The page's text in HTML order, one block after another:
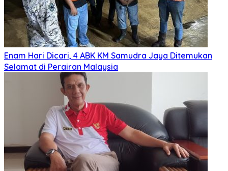
Enam Hari Dicari, 4 ABK KM Samudra Jaya Ditemukan
Selamat di Perairan Malaysia